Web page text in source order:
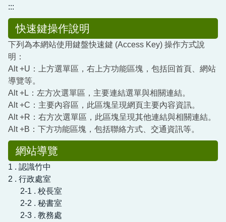
新生入學專區
教務相關專區
輔導活動專區
學生事務專區
衛生健康專區
體育組專區
會計專區
職業安全衛生專區
:::
快速鍵操作說明
下列為本網站使用鍵盤快速鍵 (Access Key) 操作方式說
明：
Alt +U：上方選單區，右上方功能區塊，包括回首頁、網站
導覽等。
Alt +L：左方次選單區，主要連結選單與相關連結。
Alt +C：主要內容區，此區塊呈現網頁主要內容資訊。
Alt +R：右方次選單區，此區塊呈現其他連結與相關連結。
Alt +B：下方功能區塊，包括聯絡方式、交通資訊等。
網站導覽
1 . 認識竹中
2 . 行政處室
2-1 . 校長室
2-2 . 秘書室
2-3 . 教務處